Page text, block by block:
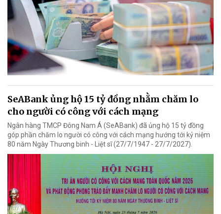
SeABank ủng hộ 15 tỷ đồng nhằm chăm lo
cho người có công với cách mạng
Ngân hàng TMCP Đông Nam Á (SeABank) đã ủng hộ 15 tỷ đồng
góp phần chăm lo người có công với cách mạng hướng tới kỷ niệm
80 năm Ngày Thương binh - Liệt sĩ (27/7/1947 - 27/7/2027).